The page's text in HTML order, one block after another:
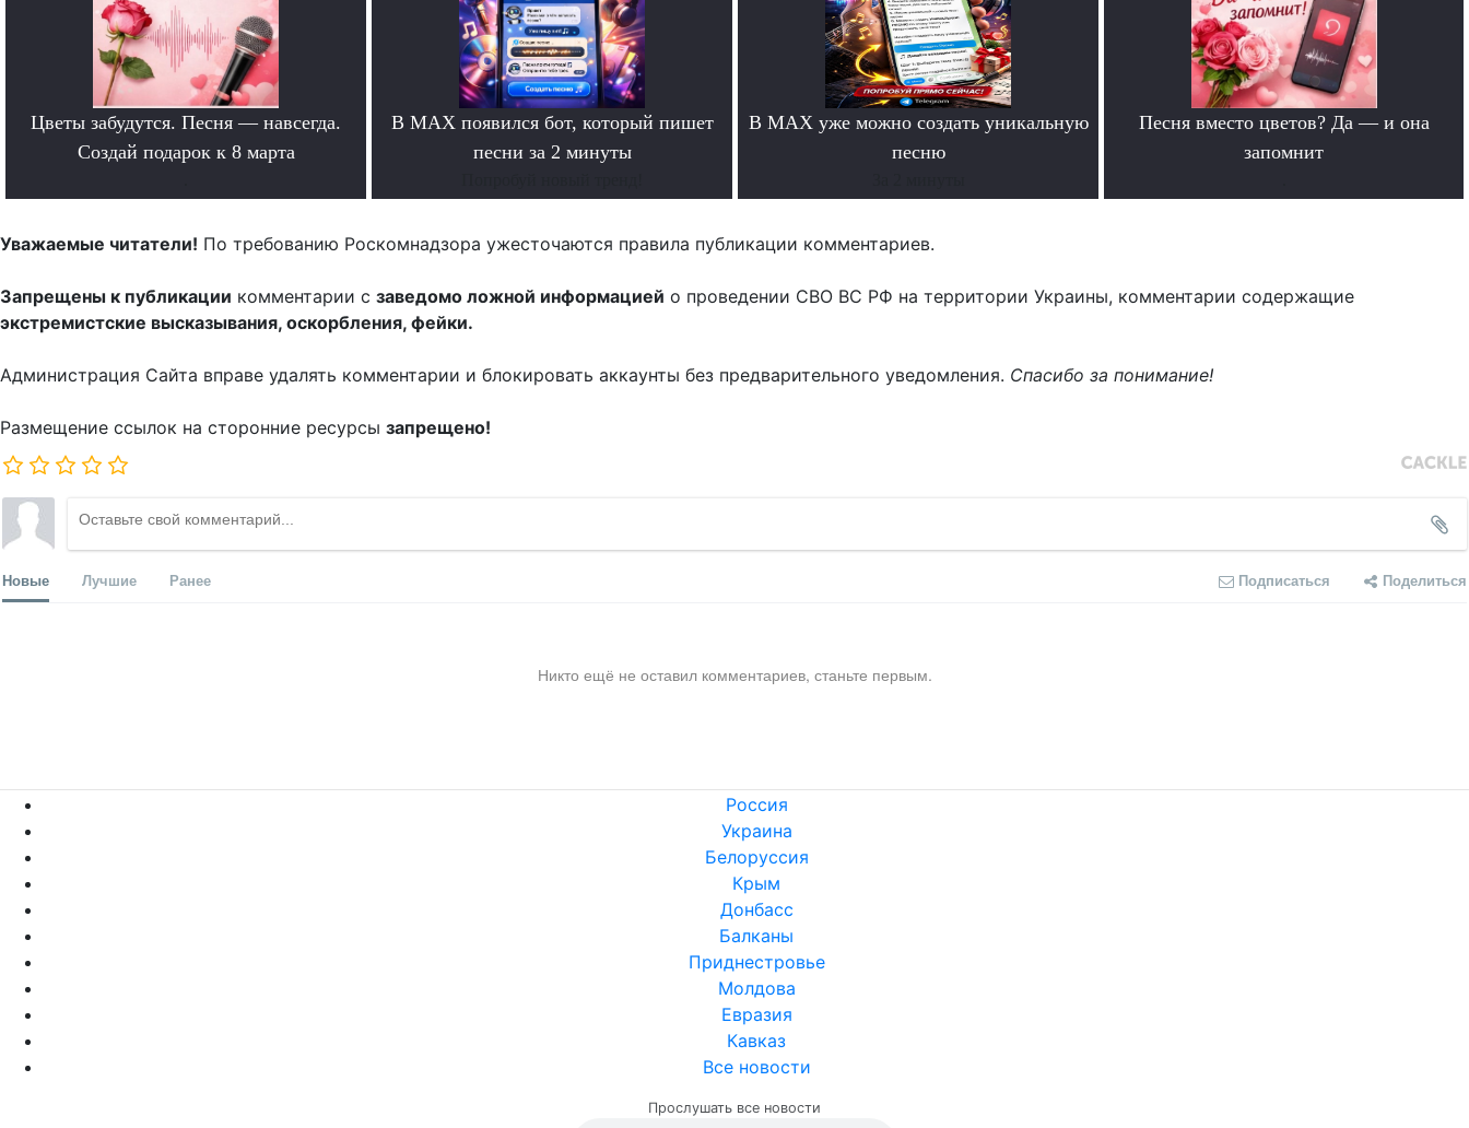
Цветы забудутся. Песня — навсегда.
Создай подарок к 8 марта
В MAX появился бот, который пишет
песни за 2 минуты
В MAX уже можно создать уникальную
песню
Песня вместо цветов? Да — и она
запомнит
Уважаемые читатели! По требованию Роскомнадзора ужесточаются правила публикации комментариев.
Запрещены к публикации комментарии с заведомо ложной информацией о проведении СВО ВС РФ на территории Украины, комментарии содержащие
экстремистские высказывания, оскорбления, фейки.
Администрация Сайта вправе удалять комментарии и блокировать аккаунты без предварительного уведомления. Спасибо за понимание!
Размещение ссылок на сторонние ресурсы запрещено!
Новые Лучшие Ранее Подписаться Поделиться
Никто ещё не оставил комментариев, станьте первым.
Россия
Украина
Белоруссия
Крым
Донбасс
Балканы
Приднестровье
Молдова
Евразия
Кавказ
Все новости
Прослушать все новости